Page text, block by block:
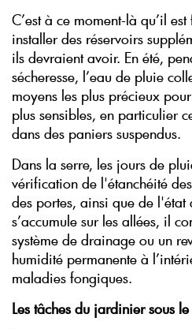
C’est à ce moment-là qu’il
installer des réservoirs
ils devraient avoir. En été,
sécheresse, l’eau de pluie
moyens les plus précieux
plus sensibles, en particulier
dans des paniers suspendus.
Dans la serre, les jours de
vérification de l'étanchéité
des portes, ainsi que de l'état
s’accumule sur les allées, il
système de drainage ou un
humidité permanente à
maladies fongiques.
Les tâches du jardinier sous